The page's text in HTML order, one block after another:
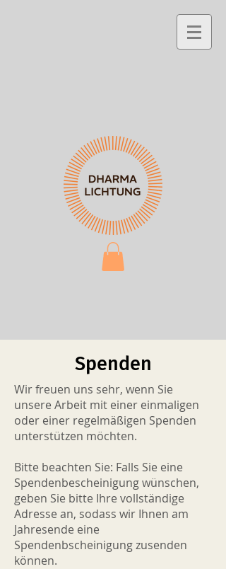
Spenden
Wir freuen uns sehr, wenn Sie
unsere Arbeit mit einer einmaligen
oder einer regelmäßigen Spenden
unterstützen möchten.
Bitte beachten Sie: Falls Sie eine
Spendenbescheinigung wünschen,
geben Sie bitte Ihre vollständige
Adresse an, sodass wir Ihnen am
Jahresende eine
Spendenbscheinigung zusenden
können.